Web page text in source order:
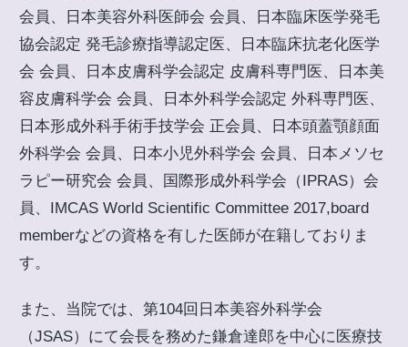
会員、日本美容外科医師会 会員、日本臨床医学発毛
協会認定 発毛診療指導認定医、日本臨床抗老化医学
会 会員、日本皮膚科学会認定 皮膚科専門医、日本美
容皮膚科学会 会員、日本外科学会認定 外科専門医、
日本形成外科手術手技学会 正会員、日本頭蓋顎顔面
外科学会 会員、日本小児外科学会 会員、日本メソセ
ラピー研究会 会員、国際形成外科学会（IPRAS）会
員、IMCAS World Scientific Committee 2017,board
memberなどの資格を有した医師が在籍しておりま
す。
また、当院では、第104回日本美容外科学会
（JSAS）にて会長を務めた鎌倉達郎を中心に医療技